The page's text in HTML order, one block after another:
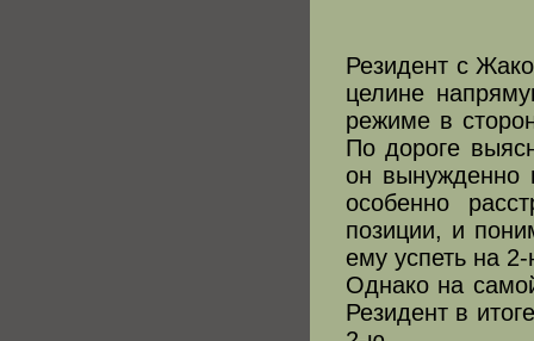
Резидент с
целине
режиме в
По дороге
он вынужденно
особенно
позиции, и
ему успеть на
Однако на
Резидент в